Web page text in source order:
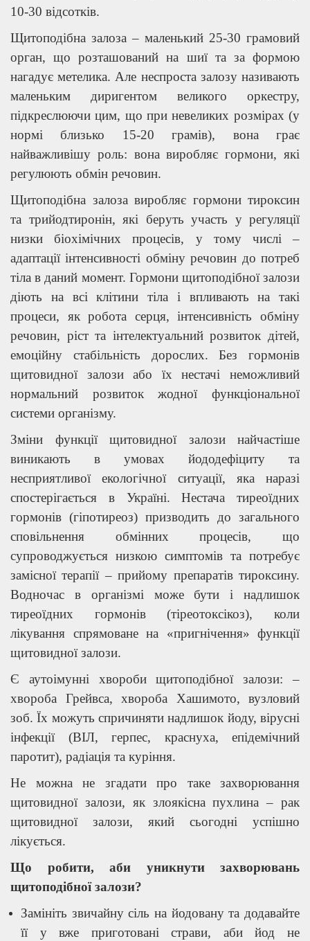
10-30 відсотків.
Щитоподібна залоза – маленький 25-30 грамовий
орган, що розташований на шиї та за формою
нагадує метелика. Але неспроста залозу називають
маленьким диригентом великого оркестру,
підкреслюючи цим, що при невеликих розмірах (у
нормі близько 15-20 грамів), вона грає
найважливішу роль: вона виробляє гормони, які
регулюють обмін речовин.
Щитоподібна залоза виробляє гормони тироксин
та трийодтиронін, які беруть участь у регуляції
низки біохімічних процесів, у тому числі –
адаптації інтенсивності обміну речовин до потреб
тіла в даний момент. Гормони щитоподібної залози
діють на всі клітини тіла і впливають на такі
процеси, як робота серця, інтенсивність обміну
речовин, ріст та інтелектуальний розвиток дітей,
емоційну стабільність дорослих. Без гормонів
щитовидної залози або їх нестачі неможливий
нормальний розвиток жодної функціональної
системи організму.
Зміни функції щитовидної залози найчастіше
виникають в умовах йододефіциту та
несприятливої екологічної ситуації, яка наразі
спостерігається в Україні. Нестача тиреоїдних
гормонів (гіпотиреоз) призводить до загального
сповільнення обмінних процесів, що
супроводжується низкою симптомів та потребує
замісної терапії – прийому препаратів тироксину.
Водночас в організмі може бути і надлишок
тиреоїдних гормонів (тіреотоксікоз), коли
лікування спрямоване на «пригнічення» функції
щитовидної залози.
Є аутоімунні хвороби щитоподібної залози: –
хвороба Грейвса, хвороба Хашимото, вузловий
зоб. Їх можуть спричиняти надлишок йоду, вірусні
інфекції (ВІЛ, герпес, краснуха, епідемічний
паротит), радіація та куріння.
Не можна не згадати про таке захворювання
щитовидної залози, як злоякісна пухлина – рак
щитовидної залози, який сьогодні успішно
лікується.
Що робити, аби уникнути захворювань
щитоподібної залози?
Замініть звичайну сіль на йодовану та додавайте
її у вже приготовані страви, аби йод не